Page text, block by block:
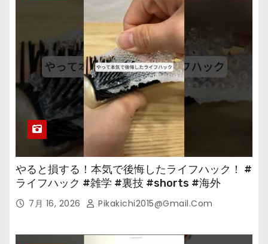
やると損する！本気で後悔したライフハック！ #
ライフハック #雑学 #裏技 #shorts #海外
7月 16, 2026 Pikakichi2015@gmail.com